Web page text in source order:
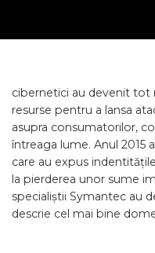
cibernetici au devenit tot
resurse pentru a lansa
asupra consumatorilor,
întreaga lume. Anul 2015
care au expus
la pierderea unor sume
specialiștii Symantec au
descrie cel mai bine